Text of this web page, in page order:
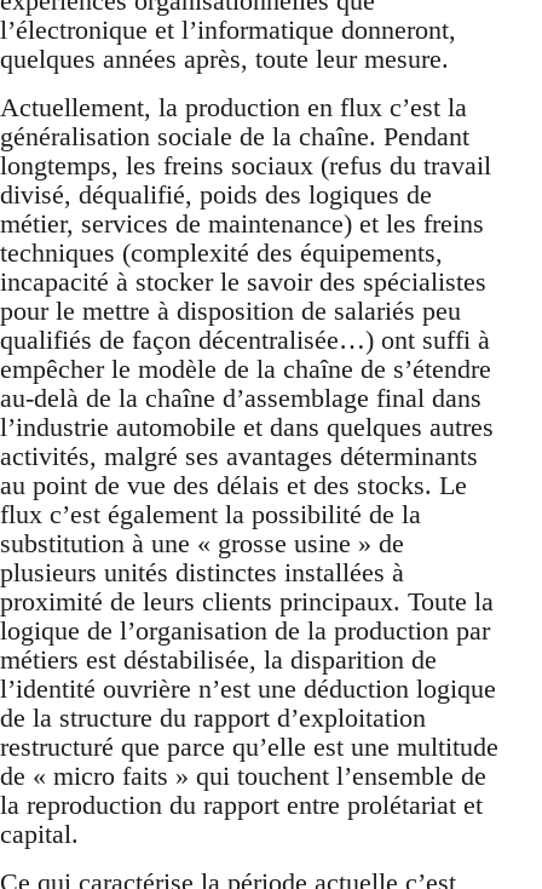
l’électronique et l’informatique donneront,
quelques années après, toute leur mesure.
Actuellement, la production en flux c’est la
généralisation sociale de la chaîne. Pendant
longtemps, les freins sociaux (refus du travail
divisé, déqualifié, poids des logiques de
métier, services de maintenance) et les freins
techniques (complexité des équipements,
incapacité à stocker le savoir des spécialistes
pour le mettre à disposition de salariés peu
qualifiés de façon décentralisée…) ont suffi à
empêcher le modèle de la chaîne de s’étendre
au-delà de la chaîne d’assemblage final dans
l’industrie automobile et dans quelques autres
activités, malgré ses avantages déterminants
au point de vue des délais et des stocks. Le
flux c’est également la possibilité de la
substitution à une « grosse usine » de
plusieurs unités distinctes installées à
proximité de leurs clients principaux. Toute la
logique de l’organisation de la production par
métiers est déstabilisée, la disparition de
l’identité ouvrière n’est une déduction logique
de la structure du rapport d’exploitation
restructuré que parce qu’elle est une multitude
de « micro faits » qui touchent l’ensemble de
la reproduction du rapport entre prolétariat et
capital.
Ce qui caractérise la période actuelle c’est